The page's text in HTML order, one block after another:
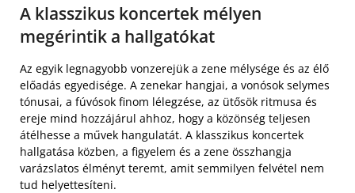
A klasszikus koncertek mélyen
megérintik a hallgatókat
Az egyik legnagyobb vonzerejük a zene mélysége és az élő
előadás egyedisége. A zenekar hangjai, a vonósok selymes
tónusai, a fúvósok finom lélegzése, az ütősök ritmusa és
ereje mind hozzájárul ahhoz, hogy a közönség teljesen
átélhesse a művek hangulatát. A klasszikus koncertek
hallgatása közben, a figyelem és a zene összhangja
varázslatos élményt teremt, amit semmilyen felvétel nem
tud helyettesíteni.